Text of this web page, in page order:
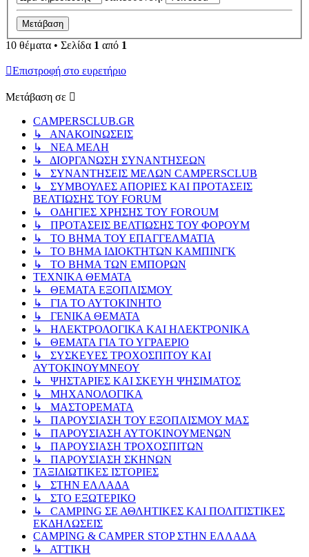
10 θέματα • Σελίδα 1 από 1
Επιστροφή στο ευρετήριο
Μετάβαση σε
CAMPERSCLUB.GR
↳ ΑΝΑΚΟΙΝΩΣΕΙΣ
↳ ΝΕΑ ΜΕΛΗ
↳ ΔΙΟΡΓΑΝΩΣΗ ΣΥΝΑΝΤΗΣΕΩΝ
↳ ΣΥΝΑΝΤΗΣΕΙΣ ΜΕΛΩΝ CAMPERSCLUB
↳ ΣΥΜΒΟΥΛΕΣ ΑΠΟΡΙΕΣ ΚΑΙ ΠΡΟΤΑΣΕΙΣ
ΒΕΛΤΙΩΣΗΣ ΤΟΥ FORUM
↳ ΟΔΗΓΙΕΣ ΧΡΗΣΗΣ ΤΟΥ FOROUM
↳ ΠΡΟΤΑΣΕΙΣ ΒΕΛΤΙΩΣΗΣ ΤΟΥ ΦΟΡΟΥΜ
↳ ΤΟ ΒΗΜΑ ΤΟΥ ΕΠΑΓΓΕΛΜΑΤΙΑ
↳ ΤΟ ΒΗΜΑ ΙΔΙΟΚΤΗΤΩΝ ΚΑΜΠΙΝΓΚ
↳ ΤΟ ΒΗΜΑ ΤΩΝ ΕΜΠΟΡΩΝ
ΤΕΧΝΙΚΑ ΘΕΜΑΤΑ
↳ ΘΕΜΑΤΑ ΕΞΟΠΛΙΣΜΟΥ
↳ ΓΙΑ ΤΟ ΑΥΤΟΚΙΝΗΤΟ
↳ ΓΕΝΙΚΑ ΘΕΜΑΤΑ
↳ ΗΛΕΚΤΡΟΛΟΓΙΚΑ ΚΑΙ ΗΛΕΚΤΡΟΝΙΚΑ
↳ ΘΕΜΑΤΑ ΓΙΑ ΤΟ ΥΓΡΑΕΡΙΟ
↳ ΣΥΣΚΕΥΕΣ ΤΡΟΧΟΣΠΙΤΟΥ ΚΑΙ
ΑΥΤΟΚΙΝΟΥΜΝΕΟΥ
↳ ΨΗΣΤΑΡΙΕΣ ΚΑΙ ΣΚΕΥΗ ΨΗΣΙΜΑΤΟΣ
↳ ΜΗΧΑΝΟΛΟΓΙΚΑ
↳ ΜΑΣΤΟΡΕΜΑΤΑ
↳ ΠΑΡΟΥΣΙΑΣΗ ΤΟΥ ΕΞΟΠΛΙΣΜΟΥ ΜΑΣ
↳ ΠΑΡΟΥΣΙΑΣΗ ΑΥΤΟΚΙΝΟΥΜΕΝΩΝ
↳ ΠΑΡΟΥΣΙΑΣΗ ΤΡΟΧΟΣΠΙΤΩΝ
↳ ΠΑΡΟΥΣΙΑΣΗ ΣΚΗΝΩΝ
ΤΑΞΙΔΙΩΤΙΚΕΣ ΙΣΤΟΡΙΕΣ
↳ ΣΤΗΝ ΕΛΛΑΔΑ
↳ ΣΤΟ ΕΞΩΤΕΡΙΚΟ
↳ CAMPING ΣΕ ΑΘΛΗΤΙΚΕΣ ΚΑΙ ΠΟΛΙΤΙΣΤΙΚΕΣ
ΕΚΔΗΛΩΣΕΙΣ
CAMPING & CAMPER STOP ΣΤΗN ΕΛΛΑΔΑ
↳ ΑΤΤΙΚΗ